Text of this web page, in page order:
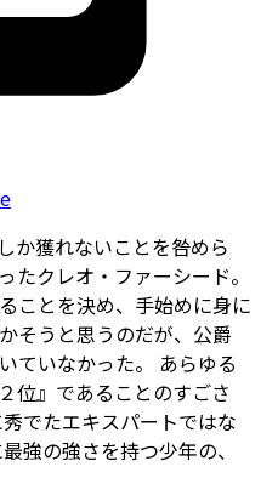
か獲れないことを咎めら
たクレオ・ファーシード。
ことを決め、手始めに身に
そうと思うのだが、公爵
ていなかった。 あらゆる
位』であることのすごさ
でたエキスパートではな
強の強さを持つ少年の、